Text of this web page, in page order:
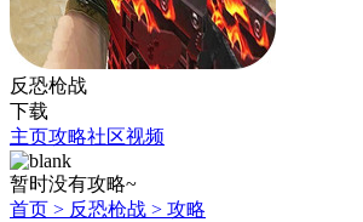
反恐枪战
下载
主页攻略社区视频
暂时没有攻略~
首页 > 反恐枪战 > 攻略